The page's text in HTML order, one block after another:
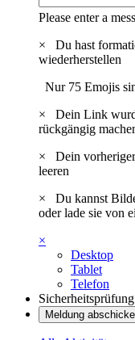
Please enter a
×
Du hast
wiederherstellen
Nur 75 Emojis
×
Dein Link
rückgängig
×
Dein
leeren
×
Du kannst
oder lade sie von
×
Desktop
Tablet
Telefon
Sicherheitsprüfung
Meldung